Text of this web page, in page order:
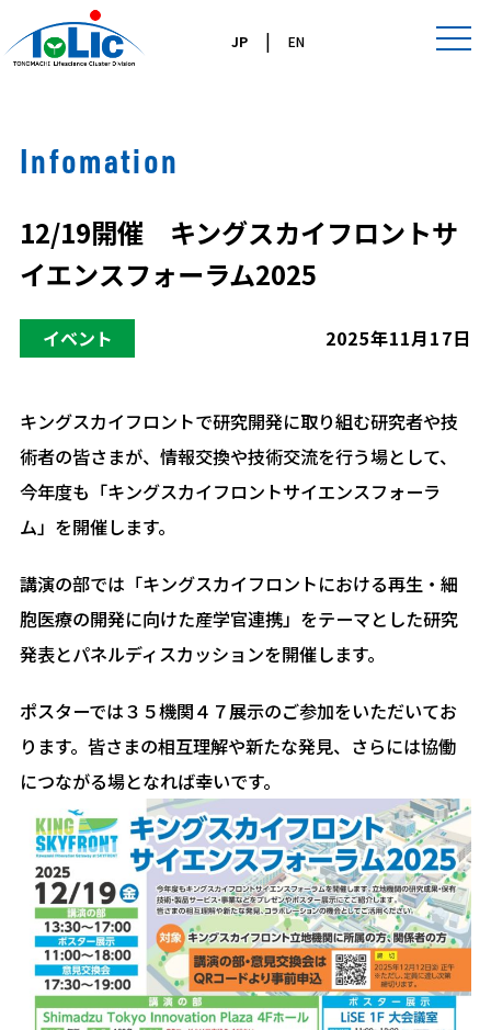
JP| EN
Infomation
12/19開催 キングスカイフロントサ
イエンスフォーラム2025
イベント 2025年11月17日
キングスカイフロントで研究開発に取り組む研究者や技
術者の皆さまが、情報交換や技術交流を行う場として、
今年度も「キングスカイフロントサイエンスフォーラ
ム」を開催します。
講演の部では「キングスカイフロントにおける再生・細
胞医療の開発に向けた産学官連携」をテーマとした研究
発表とパネルディスカッションを開催します。
ポスターでは３５機関４７展示のご参加をいただいてお
ります。皆さまの相互理解や新たな発見、さらには協働
につながる場となれば幸いです。